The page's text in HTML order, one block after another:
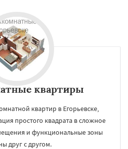
квартиры
квартир в Егорьевске,
простого квадрата в сложное
и функциональные зоны
друг с другом.